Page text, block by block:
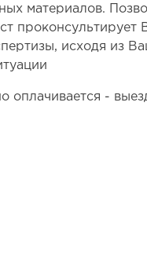
материалов.
проконсультирует
исходя из
оплачивается -